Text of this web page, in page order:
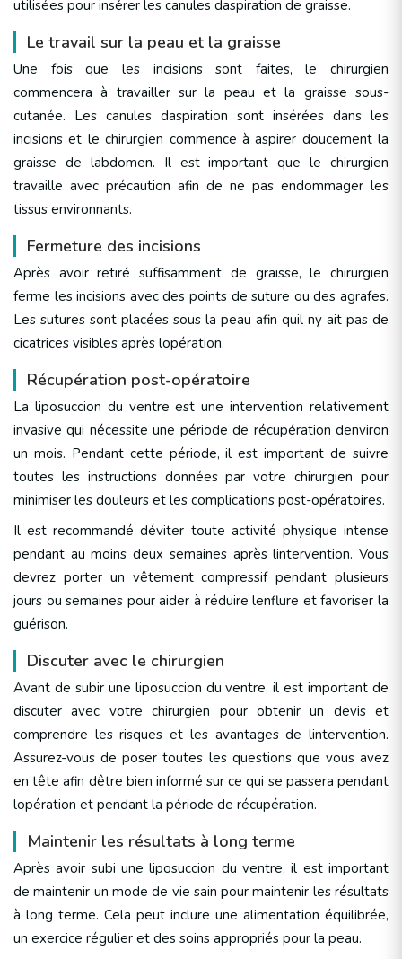
utilisées pour insérer les canules daspiration de graisse.
Le travail sur la peau et la graisse
Une fois que les incisions sont faites, le chirurgien
commencera à travailler sur la peau et la graisse sous-
cutanée. Les canules daspiration sont insérées dans les
incisions et le chirurgien commence à aspirer doucement la
graisse de labdomen. Il est important que le chirurgien
travaille avec précaution afin de ne pas endommager les
tissus environnants.
Fermeture des incisions
Après avoir retiré suffisamment de graisse, le chirurgien
ferme les incisions avec des points de suture ou des agrafes.
Les sutures sont placées sous la peau afin quil ny ait pas de
cicatrices visibles après lopération.
Récupération post-opératoire
La liposuccion du ventre est une intervention relativement
invasive qui nécessite une période de récupération denviron
un mois. Pendant cette période, il est important de suivre
toutes les instructions données par votre chirurgien pour
minimiser les douleurs et les complications post-opératoires.
Il est recommandé déviter toute activité physique intense
pendant au moins deux semaines après lintervention. Vous
devrez porter un vêtement compressif pendant plusieurs
jours ou semaines pour aider à réduire lenflure et favoriser la
guérison.
Discuter avec le chirurgien
Avant de subir une liposuccion du ventre, il est important de
discuter avec votre chirurgien pour obtenir un devis et
comprendre les risques et les avantages de lintervention.
Assurez-vous de poser toutes les questions que vous avez
en tête afin dêtre bien informé sur ce qui se passera pendant
lopération et pendant la période de récupération.
Maintenir les résultats à long terme
Après avoir subi une liposuccion du ventre, il est important
de maintenir un mode de vie sain pour maintenir les résultats
à long terme. Cela peut inclure une alimentation équilibrée,
un exercice régulier et des soins appropriés pour la peau.